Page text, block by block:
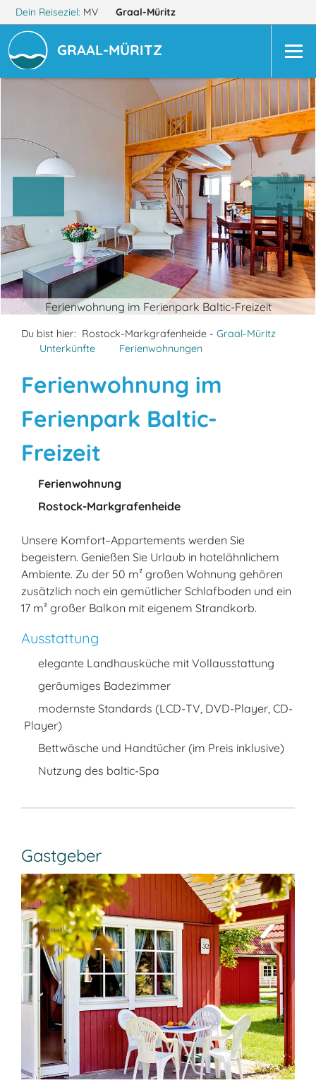
Dein Reiseziel: MV Graal-Müritz
GRAAL-MÜRITZ
Ferienwohnung im Ferienpark Baltic-Freizeit
Du bist hier: Rostock-Markgrafenheide - Graal-Müritz
Unterkünfte
Ferienwohnungen
Ferienwohnung im
Ferienpark Baltic-
Freizeit
Ferienwohnung
Rostock-Markgrafenheide
Unsere Komfort–Appartements werden Sie
begeistern. Genießen Sie Urlaub in hotelähnlichem
Ambiente. Zu der 50 m² großen Wohnung gehören
zusätzlich noch ein gemütlicher Schlafboden und ein
17 m² großer Balkon mit eigenem Strandkorb.
Ausstattung
elegante Landhausküche mit Vollausstattung
geräumiges Badezimmer
modernste Standards (LCD-TV, DVD-Player, CD-
Player)
Bettwäsche und Handtücher (im Preis inklusive)
Nutzung des baltic-Spa
Gastgeber